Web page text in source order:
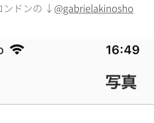
ンドンの ↓ @gabrielakinosho